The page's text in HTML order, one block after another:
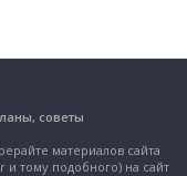
советы
материалов сайта
тому подобного) на сайт